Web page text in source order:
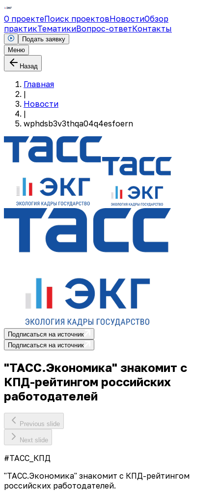
О проектеПоиск проектовНовостиОбзор
практикТематикиВопрос-ответКонтакты
Подать заявку
Меню
Назад
Главная
|
Новости
|
wphdsb3v3thqa04q4esfoern
Подписаться на источник
Подписаться на источник
"ТАСС.Экономика" знакомит с
КПД-рейтингом российских
работодателей
Previous slide
Next slide
#ТАСС_КПД
"ТАСС.Экономика" знакомит с КПД-рейтингом
российских работодателей.